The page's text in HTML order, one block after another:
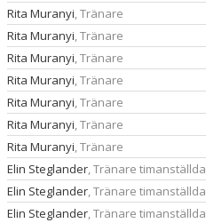
Rita Muranyi, Tränare
Rita Muranyi, Tränare
Rita Muranyi, Tränare
Rita Muranyi, Tränare
Rita Muranyi, Tränare
Rita Muranyi, Tränare
Rita Muranyi, Tränare
Elin Steglander, Tränare timanställda
Elin Steglander, Tränare timanställda
Elin Steglander, Tränare timanställda